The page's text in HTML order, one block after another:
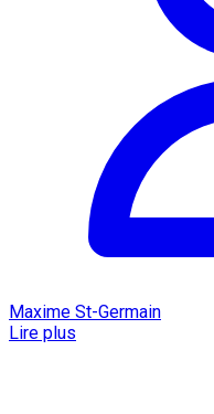
Maxime St-Germain
Lire plus